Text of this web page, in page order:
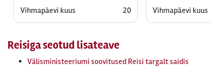
Vihmapäevi kuus
20
Vihmapäevi kuus
Reisiga seotud lisateave
Välisministeeriumi soovitused Reisi targalt saidis